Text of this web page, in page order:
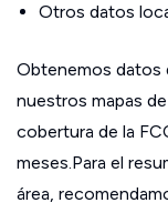
Otros datos
Obtenemos datos
nuestros mapas
cobertura de la
meses.Para el
área,